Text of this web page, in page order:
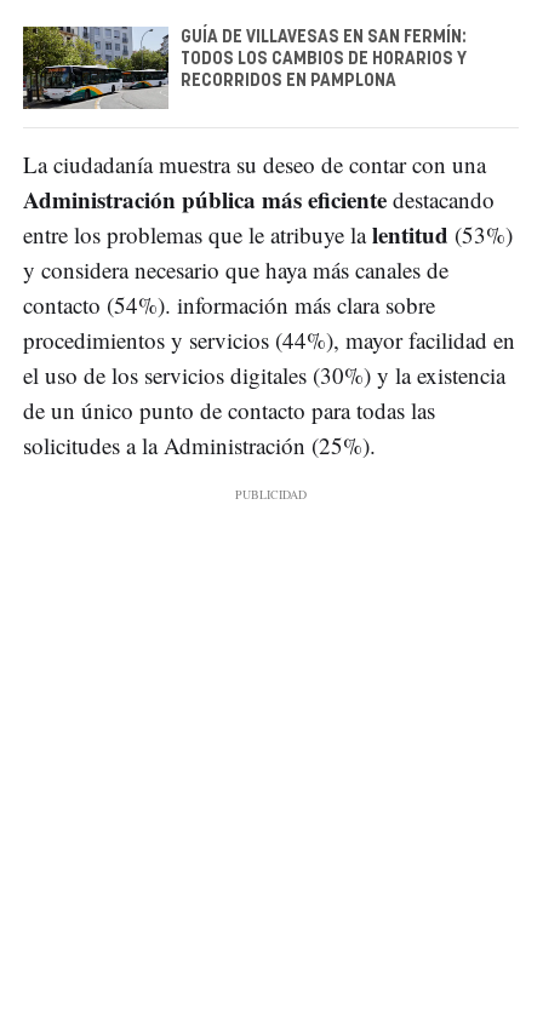
GUÍA DE VILLAVESAS EN SAN FERMÍN:
TODOS LOS CAMBIOS DE HORARIOS Y
RECORRIDOS EN PAMPLONA
La ciudadanía muestra su deseo de contar con una
Administración pública más eficiente destacando
entre los problemas que le atribuye lalentitud (53%)
y considera necesario que haya más canales de
contacto (54%). información más clara sobre
procedimientos y servicios (44%), mayor facilidad en
el uso de los servicios digitales (30%) y la existencia
de un único punto de contacto para todas las
solicitudes a la Administración (25%).